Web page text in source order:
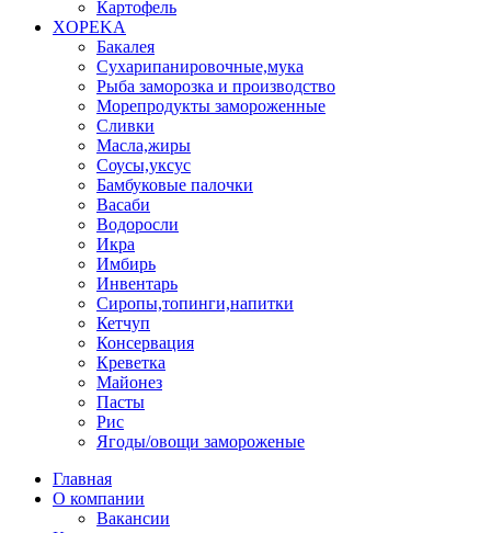
Картофель
XOPEKA
Бакалея
Сухарипанировочные,мука
Рыба заморозка и производство
Морепродукты замороженные
Сливки
Масла,жиры
Соусы,уксус
Бамбуковые палочки
Васаби
Водоросли
Икра
Имбирь
Инвентарь
Сиропы,топинги,напитки
Кетчуп
Консервация
Креветка
Майонез
Пасты
Рис
Ягоды/овощи замороженые
Главная
О компании
Вакансии